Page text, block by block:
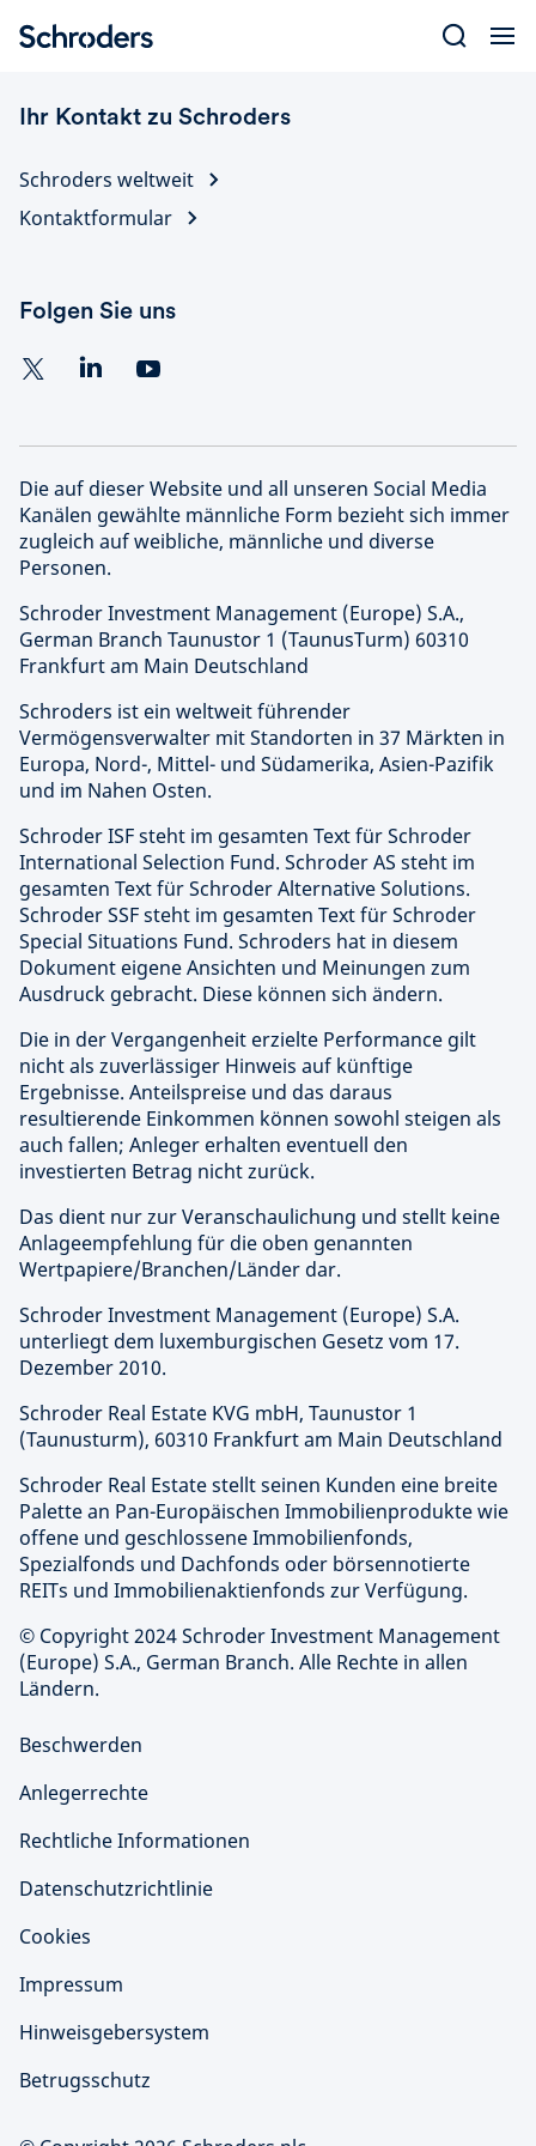
Ihr Kontakt zu Schroders
Schroders weltweit
Kontaktformular
Folgen Sie uns
Die auf dieser Website und all unseren Social Media
Kanälen gewählte männliche Form bezieht sich immer
zugleich auf weibliche, männliche und diverse
Personen.
Schroder Investment Management (Europe) S.A.,
German Branch Taunustor 1 (TaunusTurm) 60310
Frankfurt am Main Deutschland
Schroders ist ein weltweit führender
Vermögensverwalter mit Standorten in 37 Märkten in
Europa, Nord-, Mittel- und Südamerika, Asien-Pazifik
und im Nahen Osten.
Schroder ISF steht im gesamten Text für Schroder
International Selection Fund. Schroder AS steht im
gesamten Text für Schroder Alternative Solutions.
Schroder SSF steht im gesamten Text für Schroder
Special Situations Fund. Schroders hat in diesem
Dokument eigene Ansichten und Meinungen zum
Ausdruck gebracht. Diese können sich ändern.
Die in der Vergangenheit erzielte Performance gilt
nicht als zuverlässiger Hinweis auf künftige
Ergebnisse. Anteilspreise und das daraus
resultierende Einkommen können sowohl steigen als
auch fallen; Anleger erhalten eventuell den
investierten Betrag nicht zurück.
Das dient nur zur Veranschaulichung und stellt keine
Anlageempfehlung für die oben genannten
Wertpapiere/Branchen/Länder dar.
Schroder Investment Management (Europe) S.A.
unterliegt dem luxemburgischen Gesetz vom 17.
Dezember 2010.
Schroder Real Estate KVG mbH, Taunustor 1
(Taunusturm), 60310 Frankfurt am Main Deutschland
Schroder Real Estate stellt seinen Kunden eine breite
Palette an Pan-Europäischen Immobilienprodukte wie
offene und geschlossene Immobilienfonds,
Spezialfonds und Dachfonds oder börsennotierte
REITs und Immobilienaktienfonds zur Verfügung.
© Copyright 2024 Schroder Investment Management
(Europe) S.A., German Branch. Alle Rechte in allen
Ländern.
Beschwerden
Anlegerrechte
Rechtliche Informationen
Datenschutzrichtlinie
Cookies
Impressum
Hinweisgebersystem
Betrugsschutz